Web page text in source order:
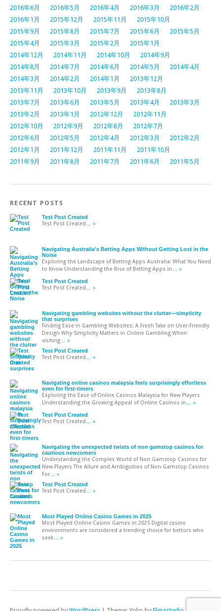
2016年6月
2016年5月 2016年4月 2016年3月
2016年2月
2016年1月
2015年12月 2015年11月
2015年10月
2015年9月
2015年8月 2015年7月 2015年6月
2015年5月
2015年4月
2015年3月 2015年2月
2015年1月
2014年12月
2014年11月 2014年10月
2014年9月
2014年8月
2014年7月 2014年6月 2014年5月
2014年4月
2014年3月
2014年2月 2014年1月
2013年12月
2013年11月
2013年10月 2013年9月
2013年8月
2013年7月
2013年6月 2013年5月 2013年4月
2013年3月
2013年2月
2013年1月 2012年12月
2012年11月
2012年10月
2012年9月 2012年8月
2012年7月
2012年6月
2012年5月 2012年4月 2012年3月
2012年2月
2012年1月
2011年12月 2011年11月
2011年10月
2011年9月
2011年8月 2011年7月 2011年6月 2011年5月
RECENT POSTS
Test Post Created
Test Post Created … »
Navigating Australia’s Betting Apps Without Getting Lost in the
Noise
Exploring the Landscape of Betting Apps Australia: What You Need
to Know Understanding the Rise of Betting Apps in … »
Test Post Created
Test Post Created … »
Navigating gambling websites without the clutter—simplicity
that surprises
Finding Ease in Gambling Websites: A Fresh Take on User-Friendly
Design Why Simplicity Matters in Online Gambling When
visiting … »
Test Post Created
Test Post Created … »
Navigating online casinos malaysia feels surprisingly effortless
even for first-timers
Exploring the Ease of Online Casinos Malaysia for New Players
Understanding the Growing Appeal of Online Casinos in … »
Test Post Created
Test Post Created … »
Navigating the unexpected twists of non gamstop casinos for
cautious newcomers
Understanding the Complex World of Non Gamstop Casinos for
New Players The Allure and Ambiguities of Non Gamstop Casinos
For … »
Test Post Created
Test Post Created … »
Most Played Online Casino Games in 2025
Most Played Online Casino Games in 2025 Digital casino
environments are considered a trending choice for bettors who
seek … »